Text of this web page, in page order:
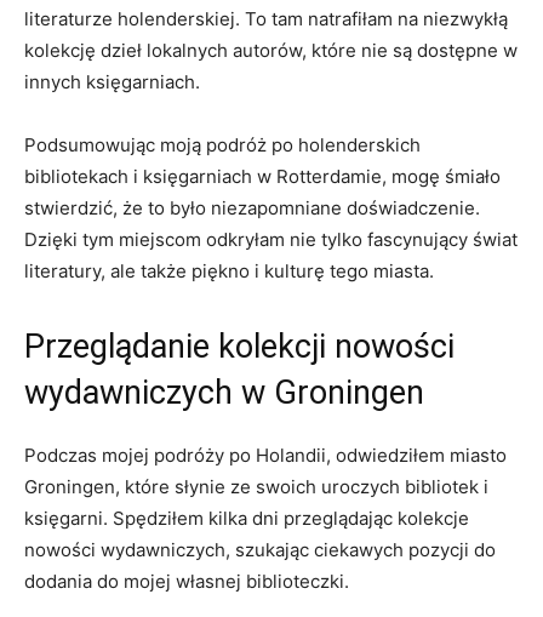
literaturze holenderskiej. To⁢ tam ⁢natrafiłam na niezwykłą
kolekcję dzieł ‌lokalnych autorów, które nie⁢ są⁣ dostępne⁤ w
innych księgarniach.
Podsumowując moją podróż po holenderskich‌
bibliotekach i księgarniach ⁤w Rotterdamie, mogę śmiało​
stwierdzić, że ​to było ‌niezapomniane doświadczenie.
Dzięki ‍tym miejscom odkryłam nie tylko fascynujący świat
literatury, ale‌ także piękno i⁢ kulturę tego miasta.
Przeglądanie kolekcji nowości
wydawniczych ⁢w Groningen
Podczas mojej podróży‍ po Holandii, odwiedziłem miasto
Groningen, które słynie ze swoich uroczych bibliotek i
księgarni. Spędziłem ⁣kilka⁣ dni przeglądając kolekcje
nowości wydawniczych, szukając ciekawych ⁢pozycji do
dodania‍ do mojej własnej biblioteczki.